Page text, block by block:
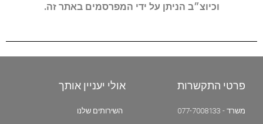
וכיוצ״ב הניתן על ידי המפרסמים באתר זה.
פרטי התקשרות
משרד - 077-7008133
אולי יעניין אותך
השירותים שלנו